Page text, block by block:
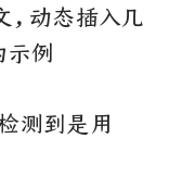
动态插入几
示例
测到是用